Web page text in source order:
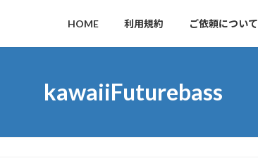
HOME 利用規約 ご依頼について
kawaiiFuturebass